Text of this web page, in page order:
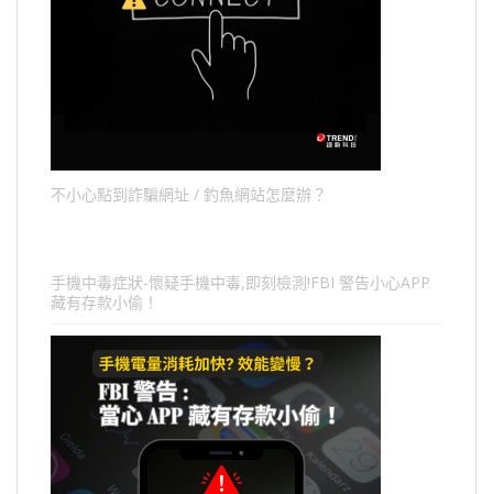
不小心點到詐騙網址 / 釣魚網站怎麼辦？
手機中毒症狀-懷疑手機中毒,即刻檢測!FBI 警告小心APP
藏有存款小偷！